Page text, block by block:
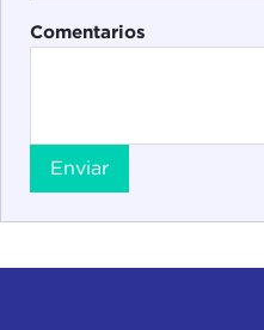
Comentarios
Enviar